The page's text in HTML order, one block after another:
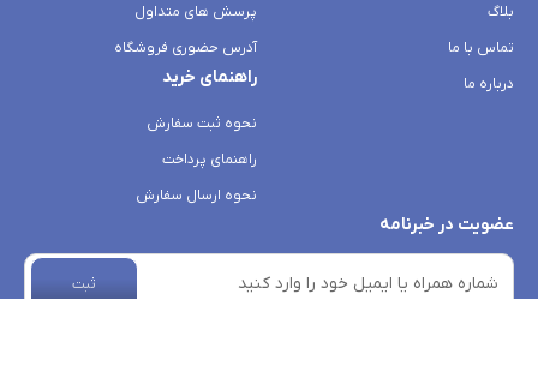
بلاگ
تماس با ما
درباره ما
پرسش های متداول
آدرس حضوری فروشگاه
راهنمای خرید
نحوه ثبت سفارش
راهنمای پرداخت
نحوه ارسال سفارش
عضویت در خبرنامه
ثبت